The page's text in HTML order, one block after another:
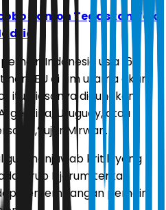
Ramon Tegaskan Tak
Indonesia usia 16
non-EU di tim utama akan
itu biasanya digunakan
Uruguay, atau
ujar Mirwan.
menjawab kritik yang
Grup Djarum terkait
perkembangan pemain